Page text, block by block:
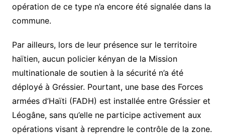
opération de ce type n’a encore été signalée dans la
commune.
Par ailleurs, lors de leur présence sur le territoire
haïtien, aucun policier kényan de la Mission
multinationale de soutien à la sécurité n’a été
déployé à Gréssier. Pourtant, une base des Forces
armées d’Haïti (FADH) est installée entre Gréssier et
Léogâne, sans qu’elle ne participe activement aux
opérations visant à reprendre le contrôle de la zone.